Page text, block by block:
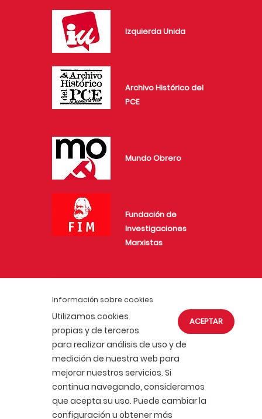
Información sobre cookies
ACEPTAR
Utilizamos cookies
propias y de terceros
para realizar análisis de uso y de
medición de nuestra web para
mejorar nuestros servicios. Si
continua navegando, consideramos
que acepta su uso. Puede cambiar la
configuración u obtener más
Izquierda Unida
Archivo Histórico del
PCE
Mundo Obrero
Fundación de
Investigaciones
Marxistas
Juventud Comunista
ACTUALIDAD
AFÍLIATE
POLÍTICA DE PRIVACIDAD